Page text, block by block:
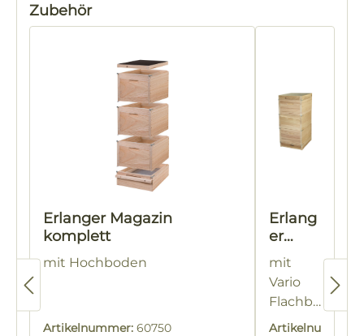
Produktgalerie überspringen
Zubehör
Erlanger Magazin
komplett
mit Hochboden
Artikelnummer: 60750
Erlang
er
Magaz
in
kompl
ett
mit
Vario
Flachbo
den
Artikelnu